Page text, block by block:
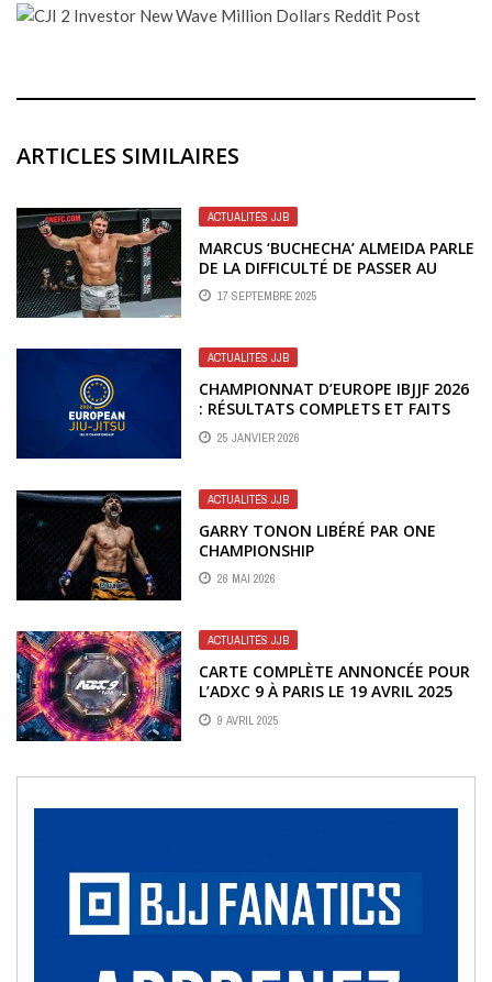
ARTICLES SIMILAIRES
ACTUALITÉS JJB
MARCUS ‘BUCHECHA’ ALMEIDA PARLE
DE LA DIFFICULTÉ DE PASSER AU
MMA17 SEPTEMBRE 2025
ACTUALITÉS JJB
CHAMPIONNAT D’EUROPE IBJJF 2026
: RÉSULTATS COMPLETS ET FAITS
MARQUANTS
25 JANVIER 2026
ACTUALITÉS JJB
GARRY TONON LIBÉRÉ PAR ONE
CHAMPIONSHIP
26 MAI 2026
ACTUALITÉS JJB
CARTE COMPLÈTE ANNONCÉE POUR
L’ADXC 9 À PARIS LE 19 AVRIL 2025
9 AVRIL 2025